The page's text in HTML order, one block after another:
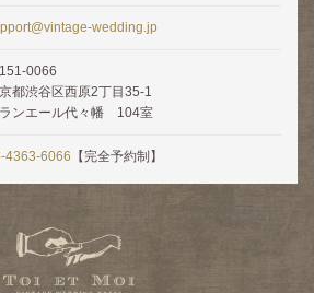
wedding.jp
0066
都渋谷区西原2丁目35-1
ンエール代々幡 104室
4363-6066 【完全予約制】